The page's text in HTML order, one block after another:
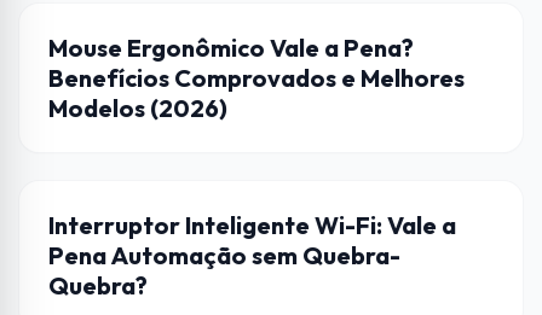
CASA CONECTADA
Mouse Ergonômico Vale a Pena?
Benefícios Comprovados e Melhores
Modelos (2026)
AUTOMAÇÃO
Interruptor Inteligente Wi-Fi: Vale a
Pena Automação sem Quebra-
Quebra?